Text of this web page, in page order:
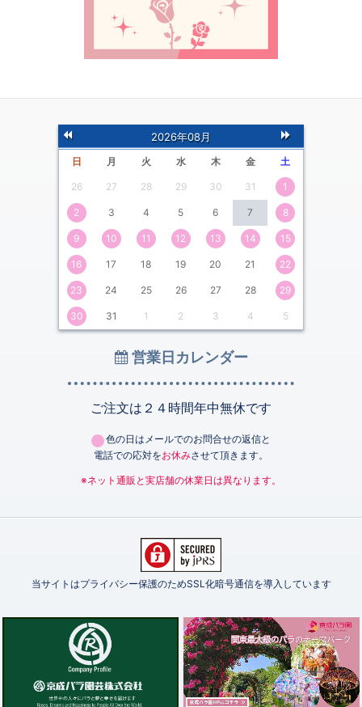
前
の月
次
の月
2026年08月
日 月 火 水 木 金 土
26 27 28 29 30 31 1
2 3 4 5 6 7 8
9 10 11 12 13 14 15
16 17 18 19 20 21 22
23 24 25 26 27 28 29
30 31 1 2 3 4 5
営業日カレンダー
ご注文は２４時間年中無休です
色の日はメールでのお問合せの返信と
電話での応対をお休みさせて頂きます。
※ネット通販と実店舗の休業日は異なります。
当サイトはプライバシー保護のためSSL化暗号通信を導入しています